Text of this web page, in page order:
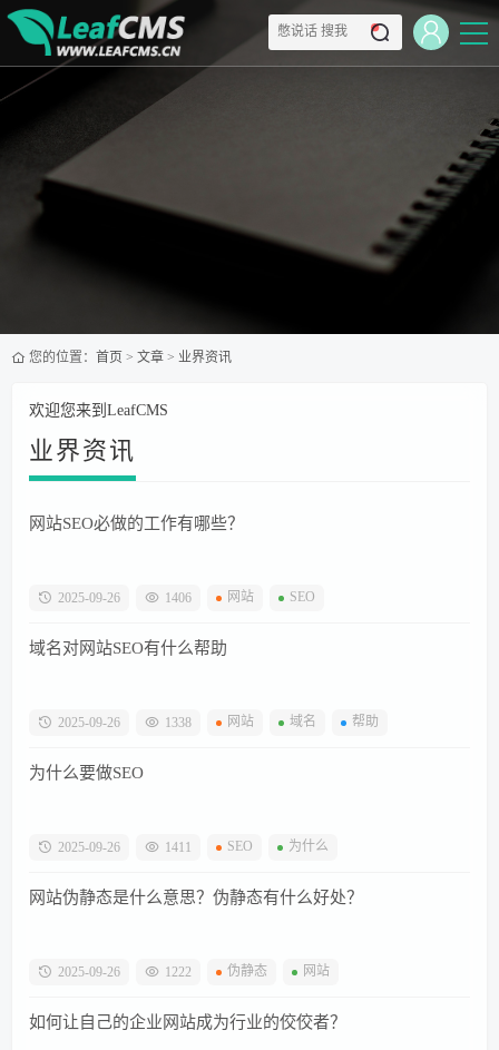
您的位置： 首页 > 文章 > 业界资讯
欢迎您来到LeafCMS
业界资讯
网站SEO必做的工作有哪些？
2025-09-26 1406 网站 SEO
域名对网站SEO有什么帮助
2025-09-26 1338 网站 域名 帮助
为什么要做SEO
2025-09-26 1411 SEO 为什么
网站伪静态是什么意思？伪静态有什么好处？
2025-09-26 1222 伪静态 网站
如何让自己的企业网站成为行业的佼佼者？